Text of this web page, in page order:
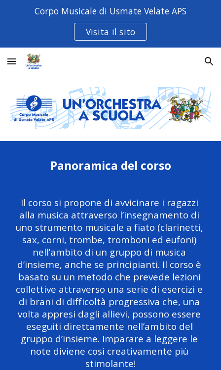
Skip to main content
Corpo Musicale di Usmate Velate APS
Visita il sito
Panoramica del corso
Il corso si propone di avvicinare i ragazzi
alla musica attraverso l’insegnamento di
uno strumento musicale a fiato (clarinetti,
sax, corni, trombe, tromboni ed eufoni)
nell’ambito di un gruppo di musica
d’insieme, anche se principianti. Il corso è
basato su un metodo che prevede lezioni
collettive attraverso una serie di esercizi e
di brani di difficoltà progressiva che, una
volta appresi dagli allievi, possono essere
eseguiti direttamente nell’ambito del
gruppo d’insieme. Imparare a leggere le
note diviene così creativamente più
stimolante!